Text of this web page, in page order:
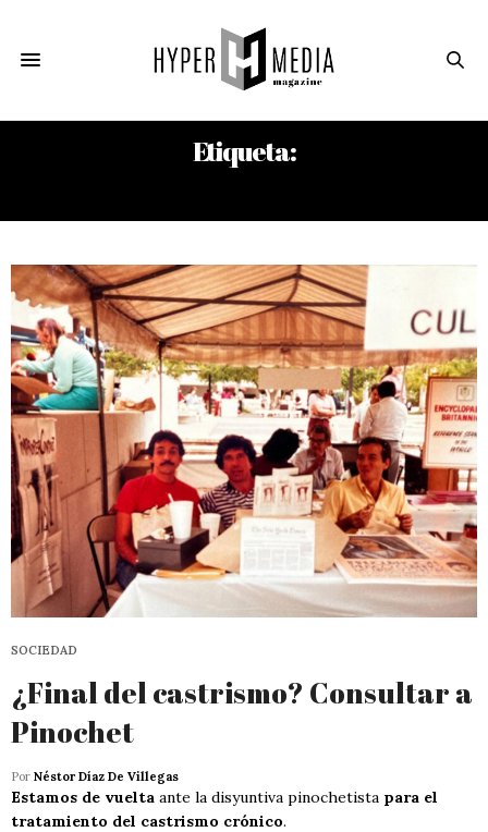
Etiqueta:
SOCIEDAD
¿Final del castrismo? Consultar a
Pinochet
Por Néstor Díaz De Villegas
Estamos de vuelta ante la disyuntiva pinochetista para el
tratamiento del castrismo crónico.